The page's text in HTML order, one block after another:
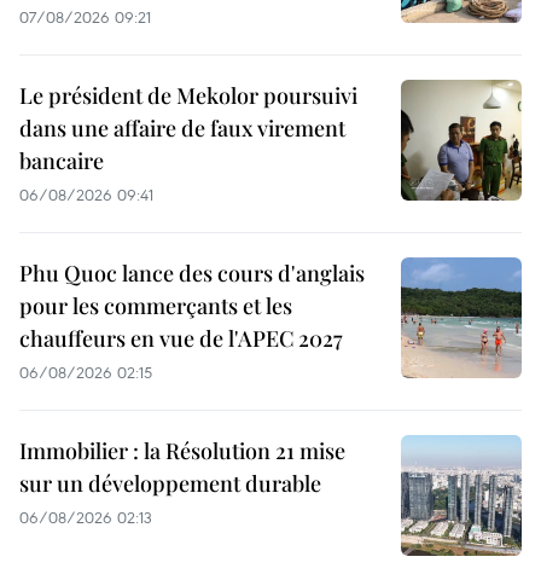
07/08/2026 09:21
Le président de Mekolor poursuivi
dans une affaire de faux virement
bancaire
06/08/2026 09:41
Phu Quoc lance des cours d'anglais
pour les commerçants et les
chauffeurs en vue de l'APEC 2027
06/08/2026 02:15
Immobilier : la Résolution 21 mise
sur un développement durable
06/08/2026 02:13